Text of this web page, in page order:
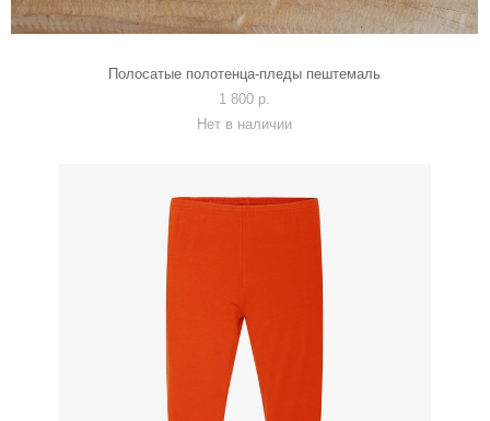
Полосатые полотенца-пледы пештемаль
1 800 p.
Нет в наличии